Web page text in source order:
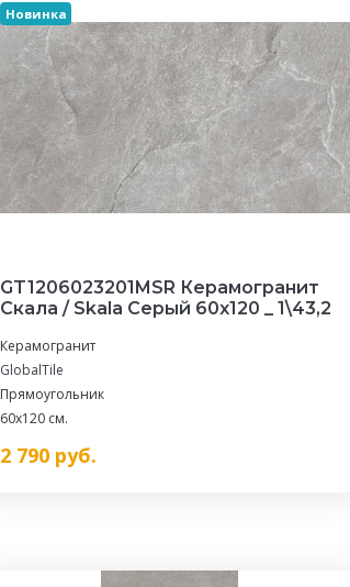
Новинка
GT1206023201MSR Керамогранит
Скала / Skala Серый 60x120 _ 1\43,2
Керамогранит
GlobalTile
Прямоугольник
60x120 см.
2 790 руб.